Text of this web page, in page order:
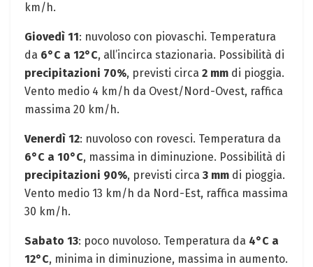
km/h.
Giovedì 11: nuvoloso con piovaschi. Temperatura
da 6°C a 12°C, all’incirca stazionaria. Possibilità di
precipitazioni 70%, previsti circa 2 mm di pioggia.
Vento medio 4 km/h da Ovest/Nord-Ovest, raffica
massima 20 km/h.
Venerdì 12: nuvoloso con rovesci. Temperatura da
6°C a 10°C, massima in diminuzione. Possibilità di
precipitazioni 90%, previsti circa 3 mm di pioggia.
Vento medio 13 km/h da Nord-Est, raffica massima
30 km/h.
Sabato 13: poco nuvoloso. Temperatura da 4°C a
12°C, minima in diminuzione, massima in aumento.